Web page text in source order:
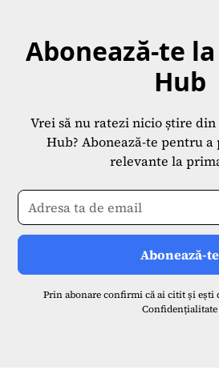
Abonează-te
Hub
Vrei să nu ratezi nicio știre din
Hub? Abonează-te pentru
relevante la
Prin abonare confirmi că ai citit și ești
Confidențialitate